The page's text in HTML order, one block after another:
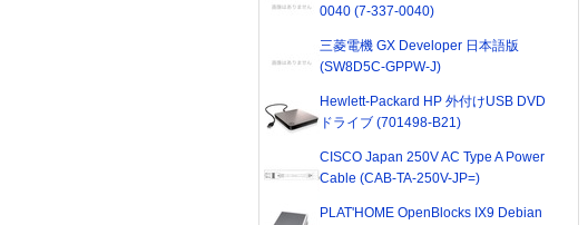
0040 (7-337-0040)
三菱電機 GX Developer 日本語版
(SW8D5C-GPPW-J)
Hewlett-Packard HP 外付けUSB DVD
ドライブ (701498-B21)
CISCO Japan 250V AC Type A Power
Cable (CAB-TA-250V-JP=)
PLAT'HOME OpenBlocks IX9 Debian